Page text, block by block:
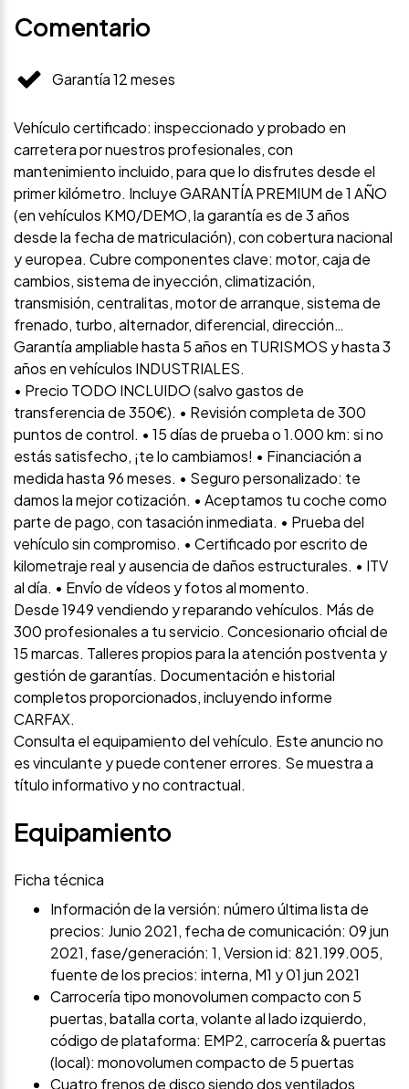
Comentario
Garantía 12 meses
Vehículo certificado: inspeccionado y probado en
carretera por nuestros profesionales, con
mantenimiento incluido, para que lo disfrutes desde el
primer kilómetro. Incluye GARANTÍA PREMIUM de 1 AÑO
(en vehículos KM0/DEMO, la garantía es de 3 años
desde la fecha de matriculación), con cobertura nacional
y europea. Cubre componentes clave: motor, caja de
cambios, sistema de inyección, climatización,
transmisión, centralitas, motor de arranque, sistema de
frenado, turbo, alternador, diferencial, dirección…
Garantía ampliable hasta 5 años en TURISMOS y hasta 3
años en vehículos INDUSTRIALES.
• Precio TODO INCLUIDO (salvo gastos de
transferencia de 350€). • Revisión completa de 300
puntos de control. • 15 días de prueba o 1.000 km: si no
estás satisfecho, ¡te lo cambiamos! • Financiación a
medida hasta 96 meses. • Seguro personalizado: te
damos la mejor cotización. • Aceptamos tu coche como
parte de pago, con tasación inmediata. • Prueba del
vehículo sin compromiso. • Certificado por escrito de
kilometraje real y ausencia de daños estructurales. • ITV
al día. • Envío de vídeos y fotos al momento.
Desde 1949 vendiendo y reparando vehículos. Más de
300 profesionales a tu servicio. Concesionario oficial de
15 marcas. Talleres propios para la atención postventa y
gestión de garantías. Documentación e historial
completos proporcionados, incluyendo informe
CARFAX.
Consulta el equipamiento del vehículo. Este anuncio no
es vinculante y puede contener errores. Se muestra a
título informativo y no contractual.
Equipamiento
Ficha técnica
Información de la versión: número última lista de
precios: Junio 2021, fecha de comunicación: 09 jun
2021, fase/generación: 1, Version id: 821.199.005,
fuente de los precios: interna, M1 y 01 jun 2021
Carrocería tipo monovolumen compacto con 5
puertas, batalla corta, volante al lado izquierdo,
código de plataforma: EMP2, carrocería & puertas
(local): monovolumen compacto de 5 puertas
Cuatro frenos de disco siendo dos ventilados